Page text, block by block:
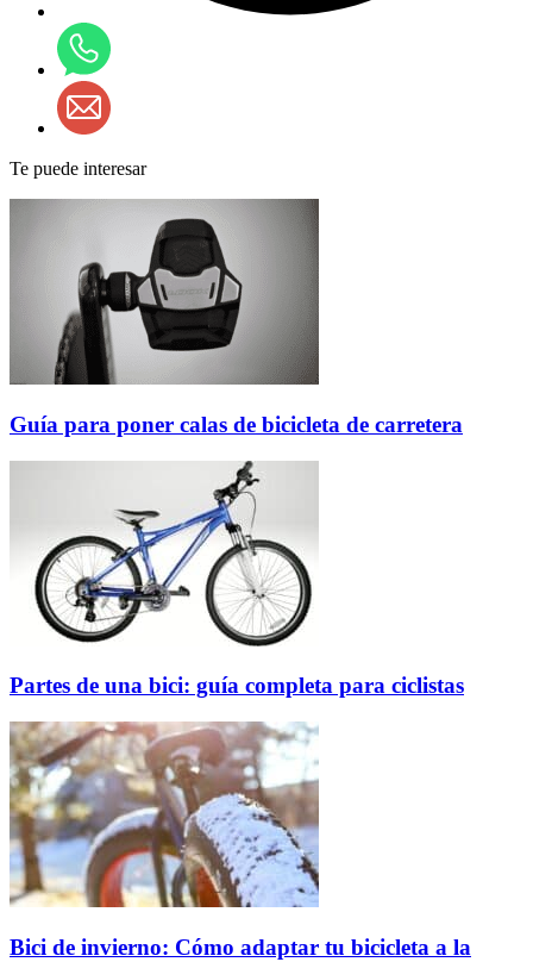
Te puede interesar
Guía para poner calas de bicicleta de carretera
Partes de una bici: guía completa para ciclistas
Bici de invierno: Cómo adaptar tu bicicleta a la